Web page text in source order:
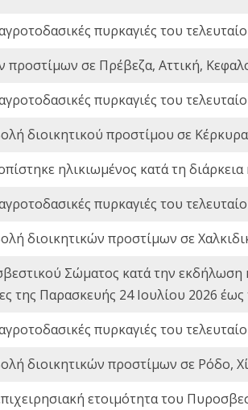
πυρκαγιές του
προστίμων σε Πρέβεζα, Αττική,
πυρκαγιές του
διοικητικού προστίμου σε
ηλικιωμένος κατά τη
πυρκαγιές του
διοικητικών προστίμων σε
Σώματος κατά την εκδήλωση
της Παρασκευής 24 Ιουλίου 2026
πυρκαγιές του
διοικητικών προστίμων σε Ρόδο,
ετοιμότητα του